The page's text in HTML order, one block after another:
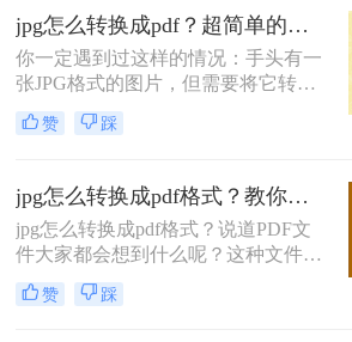
在几乎所有设备上查看。JPG格式通
常用于存储和共享图像文件，因为它
可以在文件大小和图像质量之间进行
平衡。那么今天就给大家介绍二种pdf
转jpg的方法。
jpg怎么转换成pdf？超简单的几个方法！
你一定遇到过这样的情况：手头有一
张JPG格式的图片，但需要将它转换
成PDF文件，以方便在各种设备上查
看和分享。不用担心，本文将向你介
个问题。
赞 踩
jpg怎么转换成pdf格式？教你一键在线转换方法！
jpg怎么转换成pdf格式？说道PDF文
件大家都会想到什么呢？这种文件比
较稳定，打开阅读也不会出现不兼容
的问题，可以说是保障了原汁原味的
赞 踩